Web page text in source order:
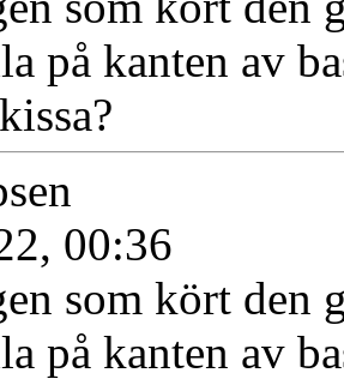
på kanten av
00:36
som kört den
på kanten av